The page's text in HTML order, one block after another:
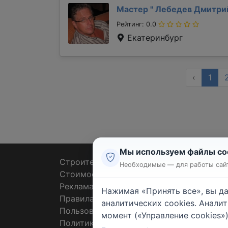
Мастер " Лебедев
Рейтинг: 0.0
Екатеринбург
‹ 1
Строительные тендеры
Стоимость работ
Реклама
Правила
Пользовательское соглашение
Политика конфиденциальности
Мы используем файлы
Необходимые — для работы
Нажимая «Принять все», вы
аналитических cookies.
момент («Управление